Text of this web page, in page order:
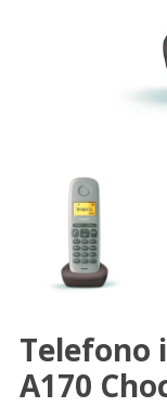
Telefono
A170